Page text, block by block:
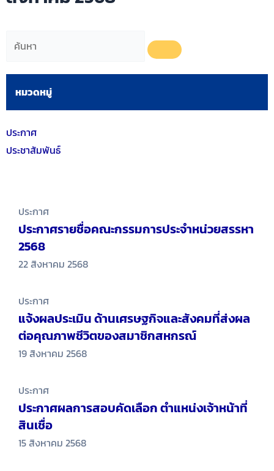
หมวดหมู่
ประกาศ
ประชาสัมพันธ์
ประกาศ
ประกาศรายชื่อคณะกรรมการประจำหน่วยสรรหา
2568
22 สิงหาคม 2568
ประกาศ
แจ้งผลประเมิน ด้านเศรษฐกิจและสังคมที่ส่งผล
ต่อคุณภาพชีวิตของสมาชิกสหกรณ์
19 สิงหาคม 2568
ประกาศ
ประกาศผลการสอบคัดเลือก ตำแหน่งเจ้าหน้าที่
สินเชื่อ
15 สิงหาคม 2568